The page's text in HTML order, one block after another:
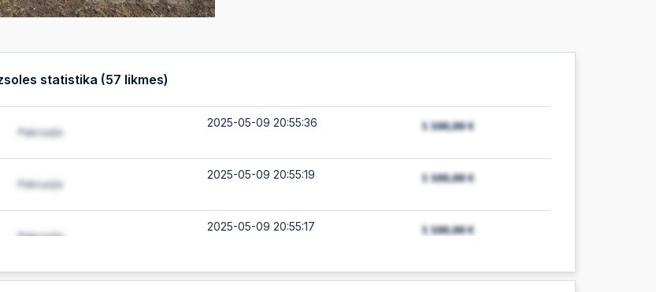
statistika (57 likmes)
2025-05-09 20:55:36
2025-05-09 20:55:19
2025-05-09 20:55:17
2025-05-09 20:55:15